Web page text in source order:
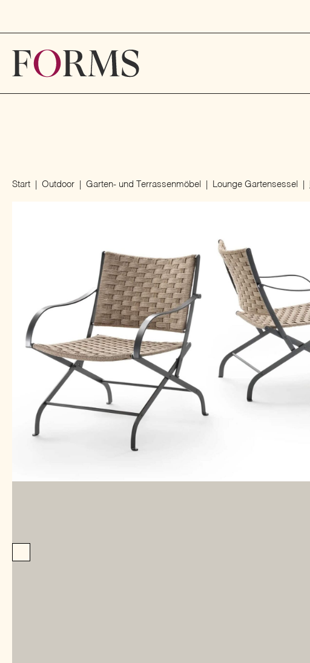
Start Outdoor Garten- und Terrassenmöbel Lounge Gartensessel